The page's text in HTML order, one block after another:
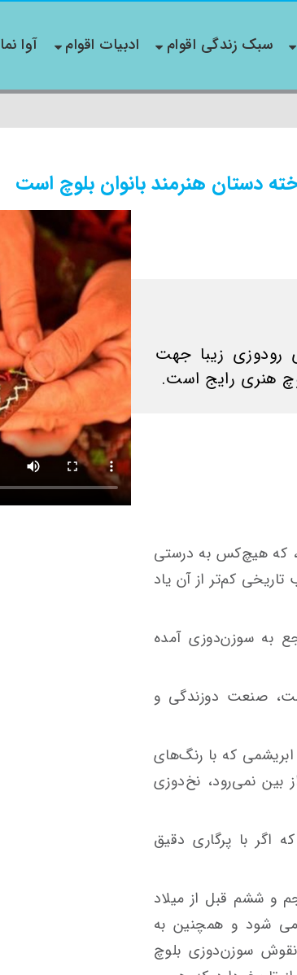
سبک زندگی اقوام ادبیات اقوام آوا نما
دستان هنرمند بانوان بلوچ است
زیبا جهت
هنری رایج است.
که هیچ‌کس به درستی
کم‌تر از آن یاد
به سوزن‌دوزی آمده
صنعت دوزندگی و
ابریشمی که با رنگ‌های
نمی‌رود، نخ‌دوزی
اگر با پرگاری دقیق
و ششم قبل از میلاد
شود و همچنین به
سوزن‌دوزی بلوچ